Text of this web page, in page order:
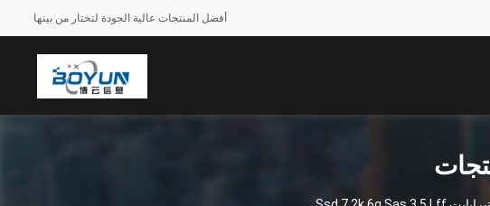
أفضل المنتجات عالية الجودة لتختار من بينها